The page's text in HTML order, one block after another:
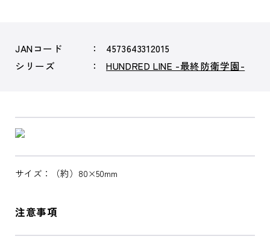
JANコード
4573643312015
シリーズ
HUNDRED LINE -最終防衛学園-
サイズ：（約）80×50mm
注意事項